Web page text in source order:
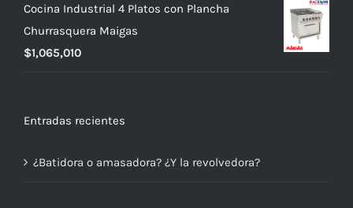
Cocina Industrial 4 Platos con Plancha
Churrasquera Maigas
$1,065,010
Entradas recientes
¿Batidora o amasadora? ¿Y la revolvedora?